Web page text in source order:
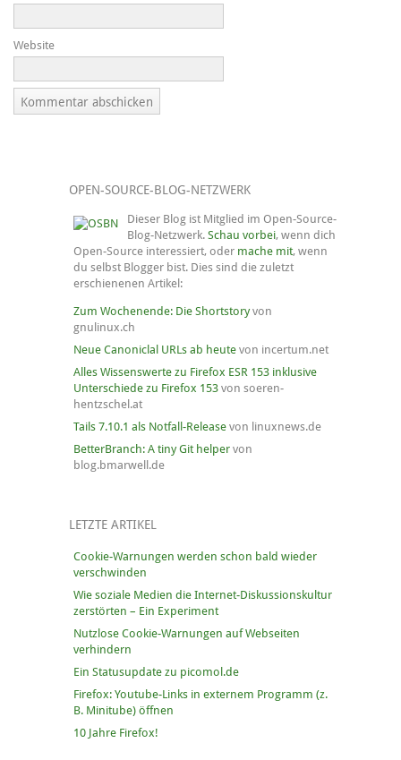
Website
OPEN-SOURCE-BLOG-NETZWERK
Dieser Blog ist Mitglied im Open-Source-
Blog-Netzwerk. Schau vorbei, wenn dich
Open-Source interessiert, oder mache mit, wenn
du selbst Blogger bist. Dies sind die zuletzt
erschienenen Artikel:
Zum Wochenende: Die Shortstoryvon
gnulinux.ch
Neue Canoniclal URLs ab heutevon incertum.net
Alles Wissenswerte zu Firefox ESR 153 inklusive
Unterschiede zu Firefox 153von soeren-
hentzschel.at
Tails 7.10.1 als Notfall-Releasevon linuxnews.de
BetterBranch: A tiny Git helpervon
blog.bmarwell.de
LETZTE ARTIKEL
Cookie-Warnungen werden schon bald wieder
verschwinden
Wie soziale Medien die Internet-Diskussionskultur
zerstörten – Ein Experiment
Nutzlose Cookie-Warnungen auf Webseiten
verhindern
Ein Statusupdate zu picomol.de
Firefox: Youtube-Links in externem Programm (z.
B. Minitube) öffnen
10 Jahre Firefox!